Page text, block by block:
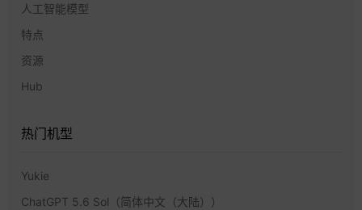
人工智能模型
特点
资源
Hub
热门机型
Yukie
ChatGPT 5.6 Sol（简体中文（大陆））